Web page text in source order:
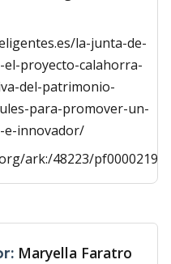
la-junta-de-
proyecto-calahorra-
del-patrimonio-
para-promover-un-
e-innovador/
ark:/48223/
Maryella Faratro